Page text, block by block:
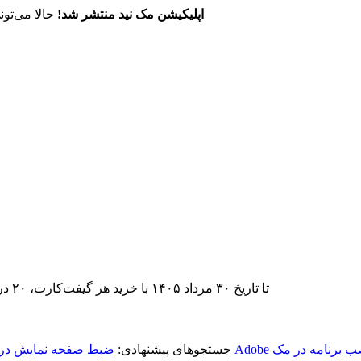
اپلیکیشن مک نید منتشر شد! حالا
تا تاریخ ۳۰ مرداد ۱۴۰۵ با خرید هر گیفت‌کارت، ۲۰ درصد تخفیف اشتراک اپ‌استور مک نید را دریافت کنید.
جستجوهای پیشنهادی: ضبط صفحه نمایش برنامه در مک